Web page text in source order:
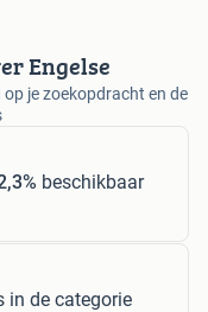
Engelse
je zoekopdracht en de
beschikbaar
in de categorie